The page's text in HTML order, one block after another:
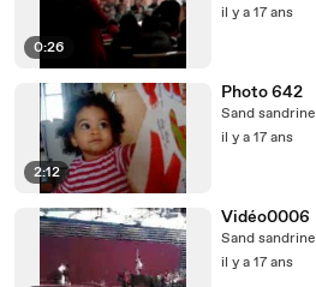
0:26
il y a 17 ans
2:12
Photo 642
Sand sandrine
il y a 17 ans
Vidéo0006
Sand sandrine
il y a 17 ans